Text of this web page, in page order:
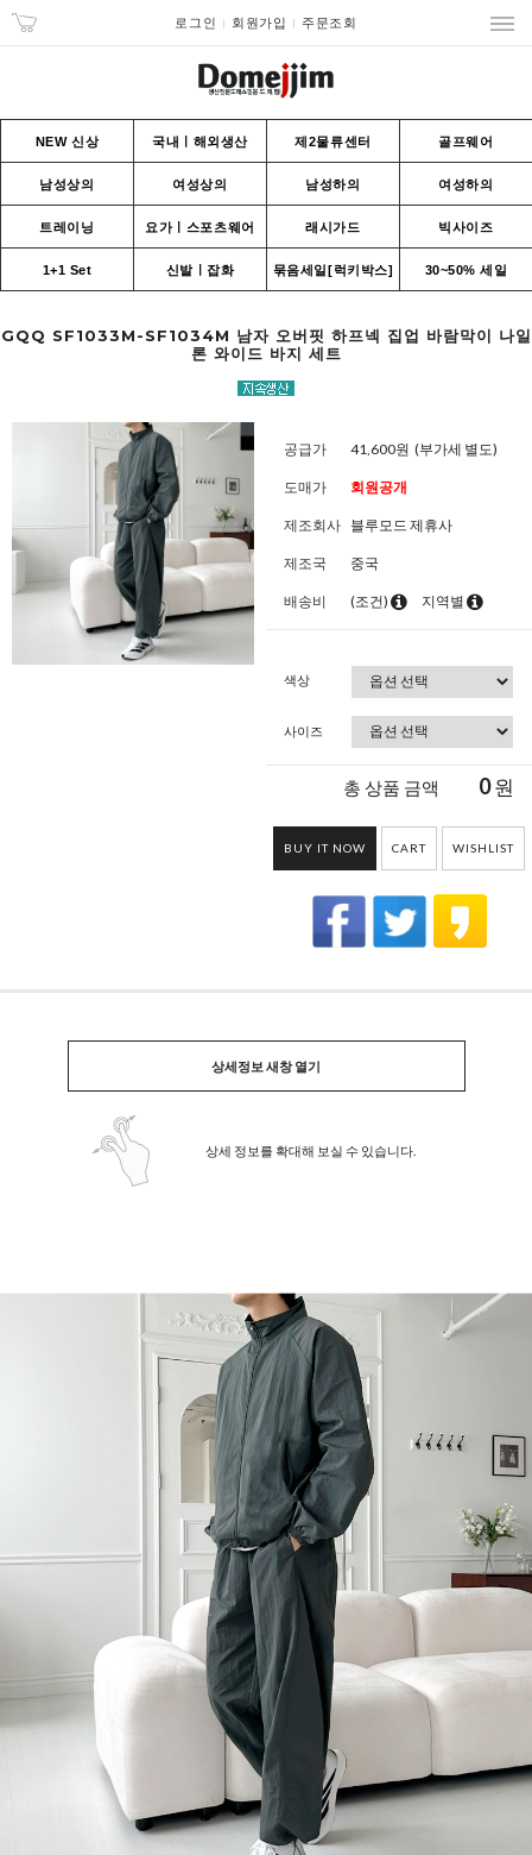
로그인 회원가입 주문조회
NEW 신상 국내ㅣ해외생산 제2물류센터 골프웨어
남성상의 여성상의 남성하의 여성하의
트레이닝 요가ㅣ스포츠웨어 래시가드 빅사이즈
1+1 Set 신발ㅣ잡화 묶음세일[럭키박스] 30~50% 세일
GQQ SF1033M-SF1034M 남자 오버핏 하프넥 집업 바람막이 나일
론 와이드 바지 세트
공급가 41,600원 (부가세 별도)
도매가 회원공개
제조회사 블루모드 제휴사
제조국 중국
배송비 (조건) 지역별
색상
사이즈
총 상품 금액 0원
BUY IT NOW CART WISHLIST
상세정보 새창 열기
상세 정보를 확대해 보실 수 있습니다.